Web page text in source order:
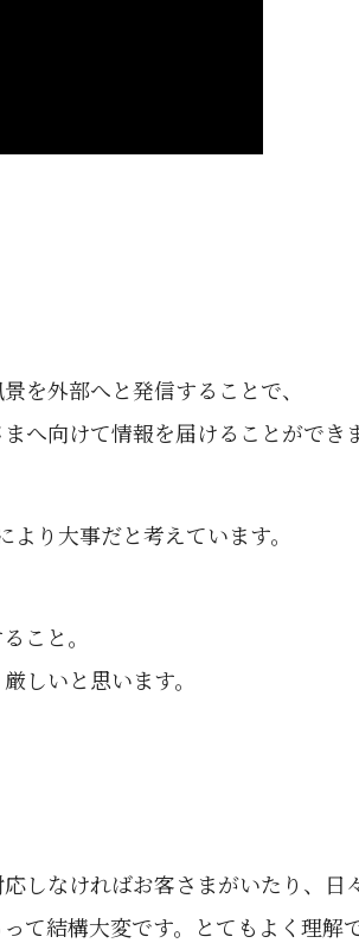
を外部へと発信することで、
へ向けて情報を届けることができ
り大事だと考えています。
こと。
しいと思います。
しなければお客さまがいたり、日
て結構大変です。とてもよく理解